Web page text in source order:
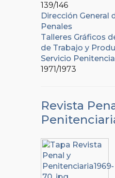
139/146
Dirección General
Penales
Talleres Gráficos
de Trabajo y
Servicio
1971/1973
Revista